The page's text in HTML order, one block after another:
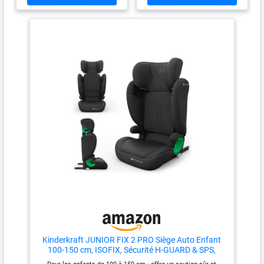
offre une installation facile
avec une ceinture de voiture à 3
rembourrage doux et une
protection de l'entrejambe ✅
CONFORTABLE: l'appui-tête a
11 niveaux de réglage et grâce
au EASY GROW SYSTEM, il
offre un réglage simultané de
l'appui-tête et des harnais
internes, Il dispose d'une assise
large et douce avec un tissu
respirant ✅ PRATIQUE: le siège
est doté d'élastiques spéciaux
d'attacher votre bambin - les
sangles intérieures se rangent
sans qu'il soit nécessaire de
les retirer du siège ✅ INSERT
MODULAIRE: le siège est doté
têtière à 10 positions de Junior
SUPÉRIEURE: Quelle que soit la
distance, ce rehausseur à
dossier haut bien conçu
garantit un grand confort à
chaque trajet. NE PÈSE QUE 3,4
KG: Vous pouvez déplacer en
dossier haut d'un véhicule à
l'autre pour des trajets sans
souci.
Kinderkraft JUNIOR FIX 2 PRO Siège Auto Enfant
100-150 cm, ISOFIX, Sécurité H-GUARD & SPS,
Appui-tête Réglable, Housse Respirante AIR FLOW,